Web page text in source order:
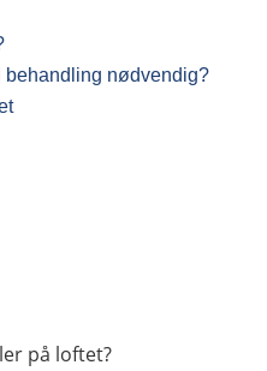
behandling nødvendig?
på loftet?